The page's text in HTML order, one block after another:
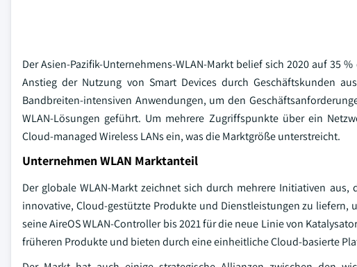
Der Asien-Pazifik-Unternehmens-WLAN-Markt belief sich 2020 auf 35
Anstieg der Nutzung von Smart Devices durch Geschäftskunden
Bandbreiten-intensiven Anwendungen, um den
WLAN-Lösungen geführt. Um mehrere Zugriffspunkte über ein
Cloud-managed Wireless LANs ein, was die Marktgröße unterstreicht.
Unternehmen WLAN Marktanteil
Der globale WLAN-Markt zeichnet sich durch mehrere Initiativen
innovative, Cloud-gestützte Produkte und Dienstleistungen zu liefern,
seine AireOS WLAN-Controller bis 2021 für die neue Linie von
früheren Produkte und bieten durch eine einheitliche Cloud-basierte